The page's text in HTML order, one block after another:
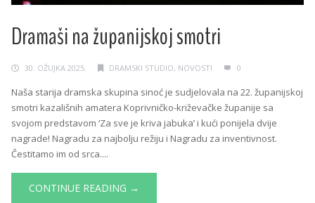
Dramaši na županijskoj smotri
30. OŽUJKA 2025. DRAMSKI STUDIO, NOVOSTI 0
Naša starija dramska skupina sinoć je sudjelovala na 22. županijskoj
smotri kazališnih amatera Koprivničko-križevačke županije sa
svojom predstavom ‘Za sve je kriva jabuka’ i kući ponijela dvije
nagrade! Nagradu za najbolju režiju i Nagradu za inventivnost.
Čestitamo im od srca....
CONTINUE READING →